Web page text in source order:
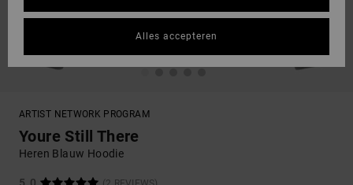
ARTIST NETWORK PROGRAM
Youre Still There
Heren Blauw Hoodie
Alles accepteren